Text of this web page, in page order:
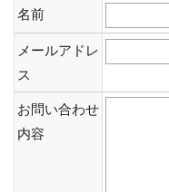
名前
メールアドレ
ス
お問い合わせ
内容